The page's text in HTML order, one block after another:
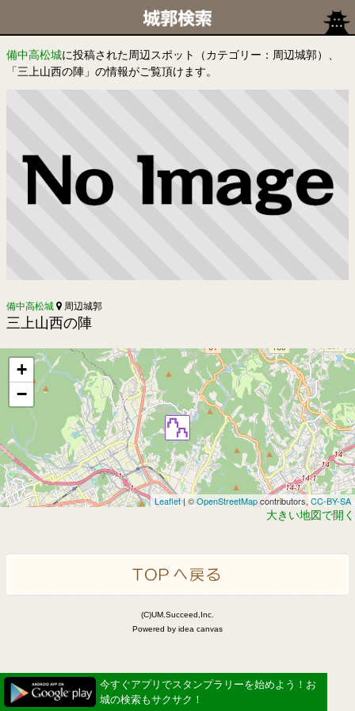
備中高松城に投稿された周辺スポット（カテゴリー：周辺城郭）、
「三上山西の陣」の情報がご覧頂けます。
備中高松城 周辺城郭
三上山西の陣
+
−
Leaflet| ©OpenStreetMapcontributors,CC-BY-SA
大きい地図で開く
(C)UM.Succeed,Inc.
Powered by idea canvas
今すぐアプリでスタンプラリーを始めよう！お
城の検索もサクサク！